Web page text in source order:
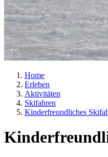
Home
Erleben
Aktivitäten
Skifahren
Kinderfreundliches